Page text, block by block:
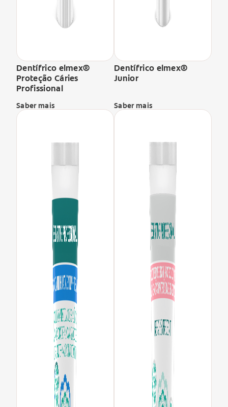
Dentífrico elmex®
Proteção Cáries
Profissional
Saber mais
Dentífrico elmex®
Junior
Saber mais